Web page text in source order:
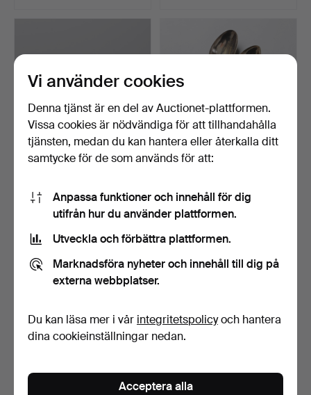
Klubbades 9 maj 2026
Klubbades 9 maj 2026
6 bud
Vi använder cookies
Denna tjänst är en del av Auctionet-plattformen.
Vissa cookies är nödvändiga för att tillhandahålla
tjänsten, medan du kan hantera eller återkalla ditt
samtycke för de som används för att:
Anpassa funktioner och innehåll för dig
utifrån hur du använder plattformen.
Utveckla och förbättra plattformen.
Marknadsföra nyheter och innehåll till dig på
externa webbplatser.
Du kan läsa mer i vår integritetspolicyoch hantera
dina cookieinställningar nedan.
Acceptera alla